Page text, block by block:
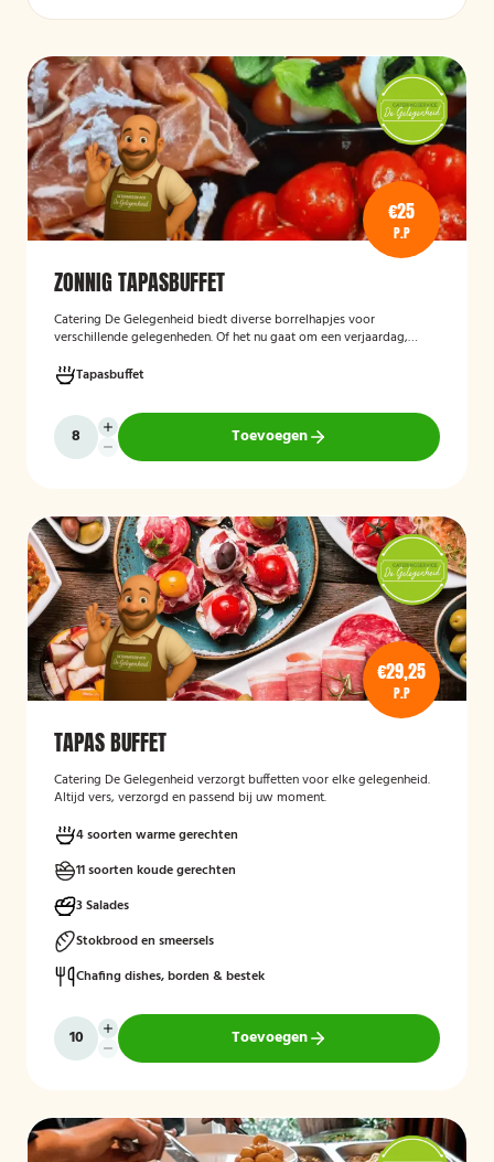
€25
P.P
ZONNIG TAPASBUFFET
Catering De Gelegenheid biedt diverse borrelhapjes voor
verschillende gelegenheden. Of het nu gaat om een verjaardag,
Hieronder ziet u een selectie uit ons aanbod. Het zonnig tapasbuffet
is te bestellen vanaf 10 personen..
Tapasbuffet
Toevoegen
€29,25
P.P
TAPAS BUFFET
Catering De Gelegenheid verzorgt buffetten voor elke gelegenheid.
Altijd vers, verzorgd en passend bij uw moment.
4 soorten warme gerechten
11 soorten koude gerechten
3 Salades
Stokbrood en smeersels
Chafing dishes, borden & bestek
Toevoegen